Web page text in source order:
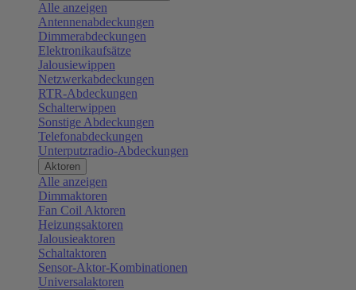
Alle anzeigen
Antennenabdeckungen
Dimmerabdeckungen
Elektronikaufsätze
Jalousiewippen
Netzwerkabdeckungen
RTR-Abdeckungen
Schalterwippen
Sonstige Abdeckungen
Telefonabdeckungen
Unterputzradio-Abdeckungen
Aktoren
Alle anzeigen
Dimmaktoren
Fan Coil Aktoren
Heizungsaktoren
Jalousieaktoren
Schaltaktoren
Sensor-Aktor-Kombinationen
Universalaktoren